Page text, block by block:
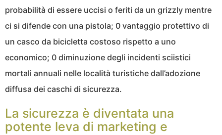
probabilità di essere uccisi o feriti da un grizzly mentre
ci si difende con una pistola; 0 vantaggio protettivo di
un casco da bicicletta costoso rispetto a uno
economico; 0 diminuzione degli incidenti sciistici
mortali annuali nelle località turistiche dall’adozione
diffusa dei caschi di sicurezza.
La sicurezza è diventata una
potente leva di marketing e